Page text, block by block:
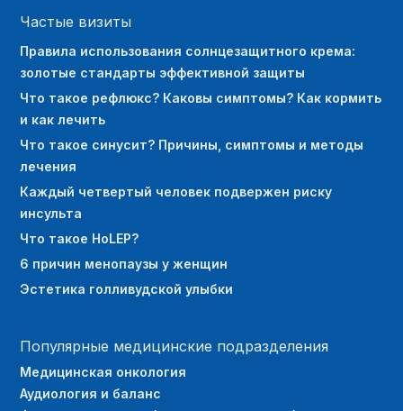
Частые визиты
Правила использования солнцезащитного крема:
золотые стандарты эффективной защиты
Что такое рефлюкс? Каковы симптомы? Как кормить
и как лечить
Что такое синусит? Причины, симптомы и методы
лечения
Каждый четвертый человек подвержен риску
инсульта
Что такое HoLEP?
6 причин менопаузы у женщин
Эстетика голливудской улыбки
Популярные медицинские подразделения
Медицинская онкология
Аудиология и баланс